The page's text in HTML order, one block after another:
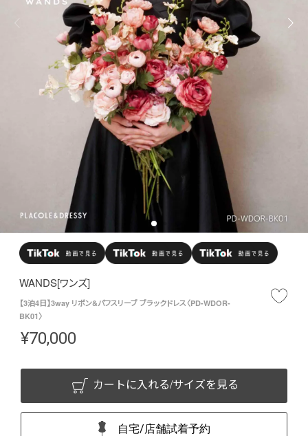
WANDS[ワンズ]
【3泊4日】3way リボン&パフスリーブ ブラックドレス〈PD-WDOR-
BK01〉
¥70,000
カートに入れる/サイズを見る
自宅/店舗試着予約